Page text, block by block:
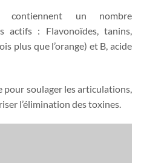
contiennent un nombre
actifs : Flavonoïdes, tanins,
plus que l’orange) et B, acide
soulager les articulations,
l’élimination des toxines.